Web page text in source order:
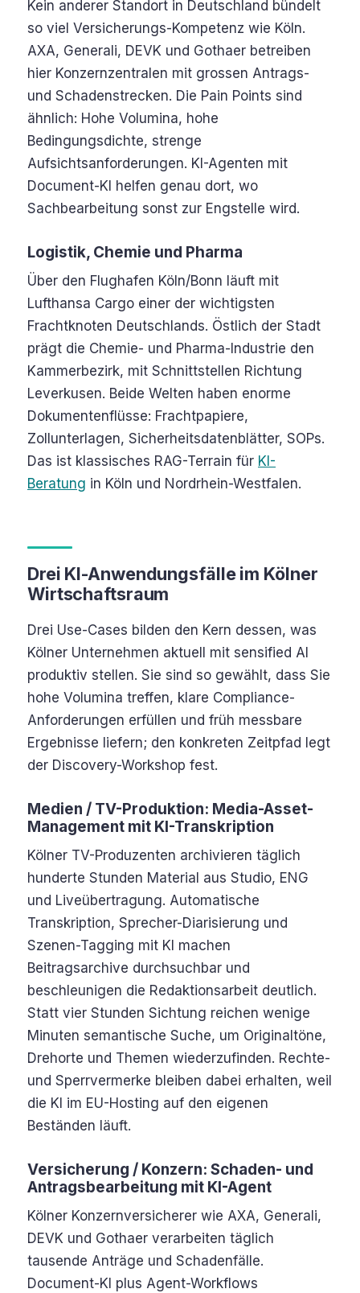
Kein anderer Standort in Deutschland bündelt
so viel Versicherungs-Kompetenz wie Köln.
AXA, Generali, DEVK und Gothaer betreiben
hier Konzernzentralen mit grossen Antrags-
und Schadenstrecken. Die Pain Points sind
ähnlich: Hohe Volumina, hohe
Bedingungsdichte, strenge
Aufsichtsanforderungen. KI-Agenten mit
Document-KI helfen genau dort, wo
Sachbearbeitung sonst zur Engstelle wird.
Logistik, Chemie und Pharma
Über den Flughafen Köln/Bonn läuft mit
Lufthansa Cargo einer der wichtigsten
Frachtknoten Deutschlands. Östlich der Stadt
prägt die Chemie- und Pharma-Industrie den
Kammerbezirk, mit Schnittstellen Richtung
Leverkusen. Beide Welten haben enorme
Dokumentenflüsse: Frachtpapiere,
Zollunterlagen, Sicherheitsdatenblätter, SOPs.
Das ist klassisches RAG-Terrain für KI-
Beratung in Köln und Nordrhein-Westfalen.
Drei KI-Anwendungsfälle im Kölner
Wirtschaftsraum
Drei Use-Cases bilden den Kern dessen, was
Kölner Unternehmen aktuell mit sensified AI
produktiv stellen. Sie sind so gewählt, dass Sie
hohe Volumina treffen, klare Compliance-
Anforderungen erfüllen und früh messbare
Ergebnisse liefern; den konkreten Zeitpfad legt
der Discovery-Workshop fest.
Medien / TV-Produktion: Media-Asset-
Management mit KI-Transkription
Kölner TV-Produzenten archivieren täglich
hunderte Stunden Material aus Studio, ENG
und Liveübertragung. Automatische
Transkription, Sprecher-Diarisierung und
Szenen-Tagging mit KI machen
Beitragsarchive durchsuchbar und
beschleunigen die Redaktionsarbeit deutlich.
Statt vier Stunden Sichtung reichen wenige
Minuten semantische Suche, um Originaltöne,
Drehorte und Themen wiederzufinden. Rechte-
und Sperrvermerke bleiben dabei erhalten, weil
die KI im EU-Hosting auf den eigenen
Beständen läuft.
Versicherung / Konzern: Schaden- und
Antragsbearbeitung mit KI-Agent
Kölner Konzernversicherer wie AXA, Generali,
DEVK und Gothaer verarbeiten täglich
tausende Anträge und Schadenfälle.
Document-KI plus Agent-Workflows